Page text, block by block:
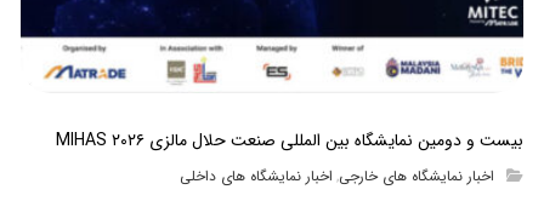
بیست و دومین نمایشگاه بین المللی صنعت حلال مالزی MIHAS ۲۰۲۶
اخبار نمایشگاه های خارجی, اخبار نمایشگاه های داخلی